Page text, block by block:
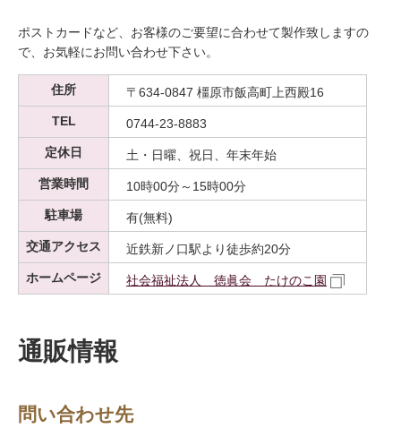
ポストカードなど、お客様のご要望に合わせて製作致しますの
で、お気軽にお問い合わせ下さい。
住所
〒634-0847 橿原市飯高町上西殿16
TEL
0744-23-8883
定休日
土・日曜、祝日、年末年始
営業時間
10時00分～15時00分
駐車場
有(無料)
交通アクセス
近鉄新ノ口駅より徒歩約20分
ホームページ
社会福祉法人 徳眞会 たけのこ園
通販情報
問い合わせ先